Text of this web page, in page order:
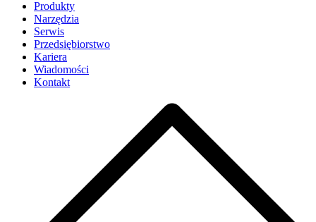
Produkty
Narzędzia
Serwis
Przedsiębiorstwo
Kariera
Wiadomości
Kontakt